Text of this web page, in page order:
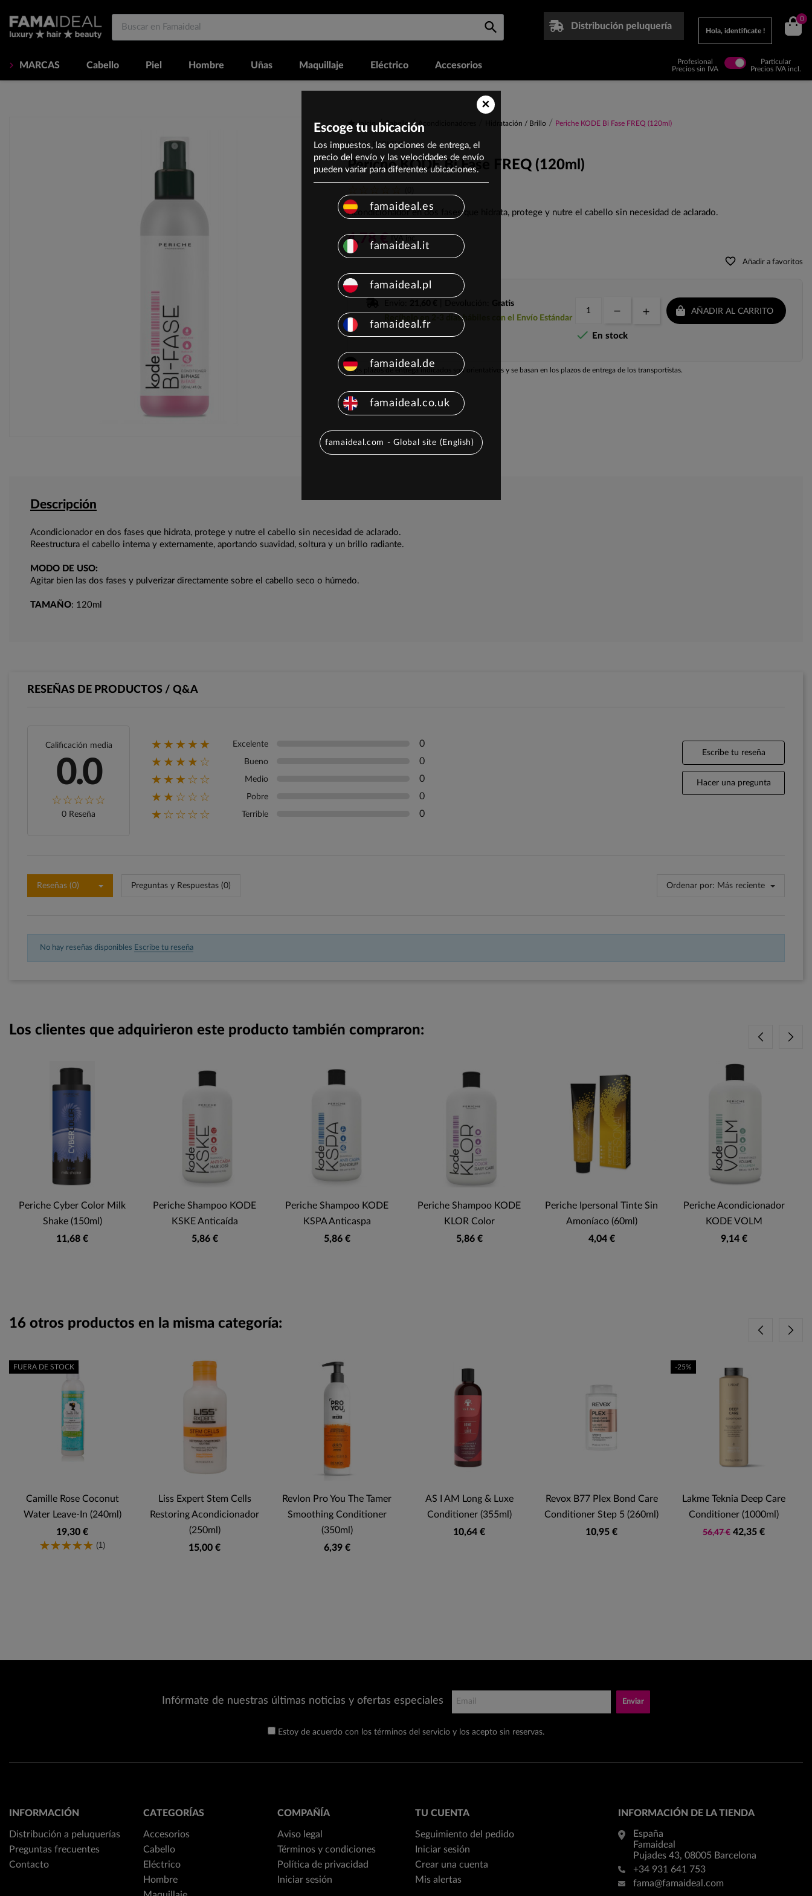
Distribución peluquería
Hola, identificate !
0
MARCAS Cabello Piel Hombre Uñas Maquillaje Eléctrico Accesorios
Profesional
Precios sin IVA
Particular
Precios IVA incl.
Inicio Cabello Hidratación / Brillo Periche KODE Bi Fase FREQ (120ml)
Marca: PERICHE
Periche KODE Bi Fase FREQ (120ml)
Acondicionador en dos fases que hidrata, protege y nutre el cabello sin necesidad de aclarado.
4,78 €
favorite_border Añadir a favoritos
Gratis
Recíbelo en 2-3 días hábiles con el Envío Estándar
AÑADIR AL CARRITO
 En stock
Los plazos de entrega indicados son orientativos y se basan en los plazos de entrega de los transportistas.
Descripción
Acondicionador en dos fases que hidrata, protege y nutre el cabello sin necesidad de aclarado.
Reestructura el cabello interna y externamente, aportando suavidad, soltura y un brillo radiante.
MODO DE USO:
Agitar bien las dos fases y pulverizar directamente sobre el cabello seco o húmedo.
TAMAÑO: 120ml
RESEÑAS DE PRODUCTOS / Q&A
Calificación media
0.0
0 Reseña
★★★★★ Excelente 0
★★★★☆ Bueno 0
★★★☆☆ Medio 0
★★☆☆☆ Pobre 0
★☆☆☆☆ Terrible 0
Escribe tu reseña
Hacer una pregunta
Reseñas (0) Preguntas y Respuestas (0) Ordenar por: Más reciente
No hay reseñas disponibles Escribe tu reseña
Los clientes que adquirieron este producto también compraron:
Periche Cyber Color Milk
Shake (150ml)
11,68 €
Periche Shampoo KODE
KSKE Anticaída
5,86 €
Periche Shampoo KODE
KSPA Anticaspa
5,86 €
Periche Shampoo KODE
KLOR Color
5,86 €
Periche Ipersonal Tinte Sin
Amoníaco (60ml)
4,04 €
Periche Acondicionador
KODE VOLM
9,14 €
16 otros productos en la misma categoría:
Camille Rose Coconut
Water Leave-In (240ml)
19,30 €
(1)
FUERA DE STOCK
Liss Expert Stem Cells
Restoring Acondicionador
(250ml)
15,00 €
Revlon Pro You The Tamer
Smoothing Conditioner
(350ml)
6,39 €
AS I AM Long & Luxe
Conditioner (355ml)
10,64 €
Revox B77 Plex Bond Care
Conditioner Step 5 (260ml)
10,95 €
Lakme Teknia Deep Care
Conditioner (1000ml)
56,47 € 42,35 €
-25%
Infórmate de nuestras últimas noticias y ofertas especiales Enviar
Estoy de acuerdo con los términos del servicio y los acepto sin reservas.
INFORMACIÓN
Distribución a peluquerías
Preguntas frecuentes
Contacto
CATEGORÍAS
Accesorios
Cabello
Eléctrico
Hombre
COMPAÑÍA
Aviso legal
Términos y condiciones
Política de privacidad
Iniciar sesión
TU CUENTA
Seguimiento del pedido
Iniciar sesión
Crear una cuenta
Mis alertas
INFORMACIÓN DE LA TIENDA
España
Famaideal
Pujades 43, 08005 Barcelona
+34 931 641 753
fama@famaideal.com
×
Escoge tu ubicación
Los impuestos, las opciones de entrega, el
precio del envío y las velocidades de envío
pueden variar para diferentes ubicaciones.
famaideal.es
famaideal.it
famaideal.pl
famaideal.fr
famaideal.de
famaideal.co.uk
famaideal.com - Global site (English)